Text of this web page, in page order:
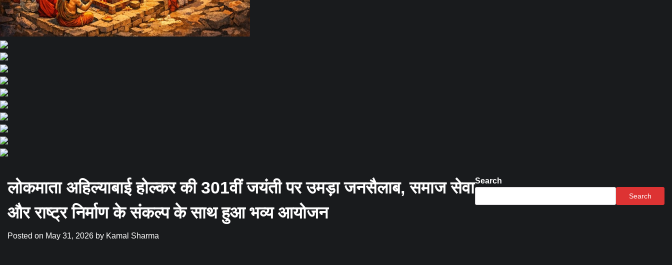
लोकमाता अहिल्याबाई होल्कर की 301वीं जयंती पर उमड़ा जनसैलाब, समाज सेवा
और राष्ट्र निर्माण के संकल्प के साथ हुआ भव्य आयोजन
Posted on May 31, 2026 by Kamal Sharma
Search
Search